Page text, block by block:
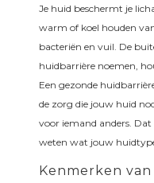
Je huid beschermt je
warm of koel houden
bacteriën en vuil. De
huidbarrière noemen,
Een gezonde
de zorg die jouw huid
voor iemand anders.
weten wat jouw
Kenmerken